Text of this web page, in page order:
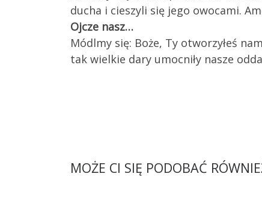
ducha i cieszyli się jego owocami.
Ojcze nasz…
Módlmy się: Boże, Ty otworzyłeś
tak wielkie dary umocniły nasze
MOŻE CI SIĘ PODOBAĆ